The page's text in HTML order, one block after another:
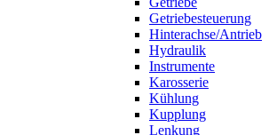
Getriebesteuerung
Hinterachse/Antrieb
Hydraulik
Instrumente
Karosserie
Kühlung
Kupplung
Lenkung